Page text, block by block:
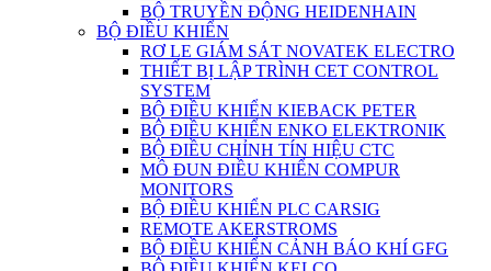
BỘ TRUYỀN ĐỘNG HEIDENHAIN
BỘ ĐIỀU KHIỂN
RƠ LE GIÁM SÁT NOVATEK ELECTRO
THIẾT BỊ LẬP TRÌNH CET CONTROL
SYSTEM
BỘ ĐIỀU KHIỂN KIEBACK PETER
BỘ ĐIỀU KHIỂN ENKO ELEKTRONIK
BỘ ĐIỀU CHỈNH TÍN HIỆU CTC
MÔ ĐUN ĐIỀU KHIỂN COMPUR
MONITORS
BỘ ĐIỀU KHIỂN PLC CARSIG
REMOTE AKERSTROMS
BỘ ĐIỀU KHIỂN CẢNH BÁO KHÍ GFG